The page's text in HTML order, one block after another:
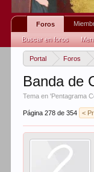
Portal Foros
Banda de
Tema en 'Pentagrama
Página 278 de 354 <
Foros
Buscar en foros